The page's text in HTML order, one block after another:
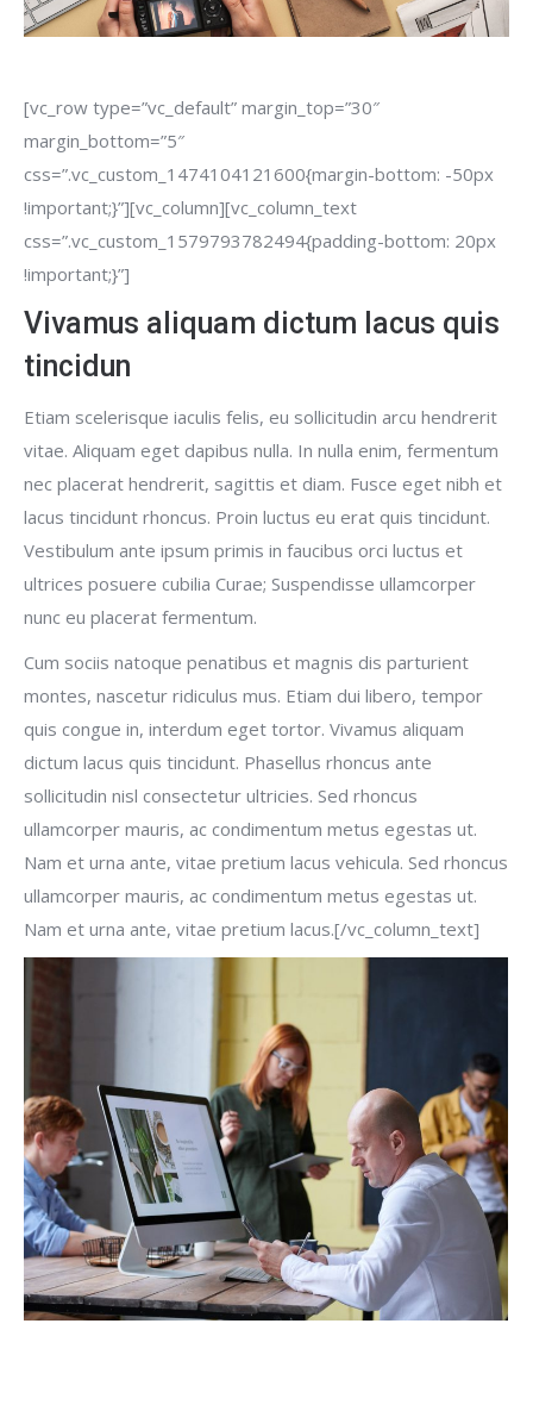
[vc_row type=”vc_default” margin_top=”30″
margin_bottom=”5″
css=”.vc_custom_1474104121600{margin-bottom: -50px
!important;}”][vc_column][vc_column_text
css=”.vc_custom_1579793782494{padding-bottom: 20px
!important;}”]
Vivamus aliquam dictum lacus quis
tincidun
Etiam scelerisque iaculis felis, eu sollicitudin arcu hendrerit
vitae. Aliquam eget dapibus nulla. In nulla enim, fermentum
nec placerat hendrerit, sagittis et diam. Fusce eget nibh et
lacus tincidunt rhoncus. Proin luctus eu erat quis tincidunt.
Vestibulum ante ipsum primis in faucibus orci luctus et
ultrices posuere cubilia Curae; Suspendisse ullamcorper
nunc eu placerat fermentum.
Cum sociis natoque penatibus et magnis dis parturient
montes, nascetur ridiculus mus. Etiam dui libero, tempor
quis congue in, interdum eget tortor. Vivamus aliquam
dictum lacus quis tincidunt. Phasellus rhoncus ante
sollicitudin nisl consectetur ultricies. Sed rhoncus
ullamcorper mauris, ac condimentum metus egestas ut.
Nam et urna ante, vitae pretium lacus vehicula. Sed rhoncus
ullamcorper mauris, ac condimentum metus egestas ut.
Nam et urna ante, vitae pretium lacus.[/vc_column_text]